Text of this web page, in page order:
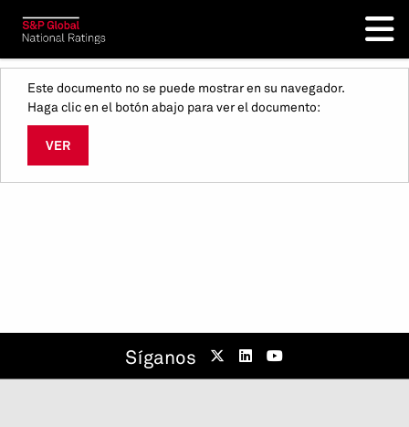
Este documento no se puede mostrar en su navegador.
Haga clic en el botón abajo para ver el documento:
VER
Síganos